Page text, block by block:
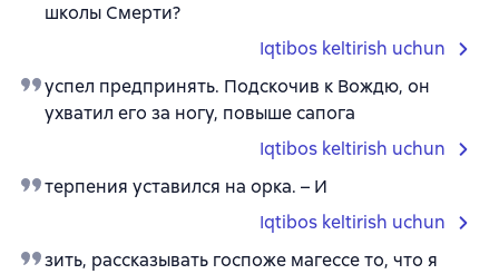
школы Смерти?
Iqtibos keltirish uchun
успел предпринять. Подскочив к Вождю, он
ухватил его за ногу, повыше сапога
Iqtibos keltirish uchun
терпения уставился на орка. – И
Iqtibos keltirish uchun
зить, рассказывать госпоже магессе то, что я